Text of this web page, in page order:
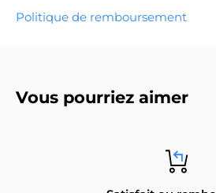
Politique de remboursement
Vous pourriez aimer